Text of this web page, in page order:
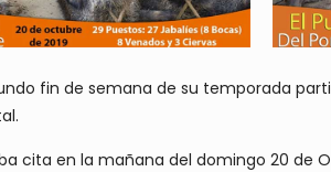
fin de semana de su temporada
cita en la mañana del domingo 20 de